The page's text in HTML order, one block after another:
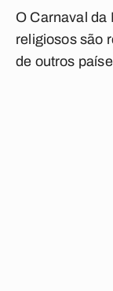
O Carnaval da
religiosos são
de outros